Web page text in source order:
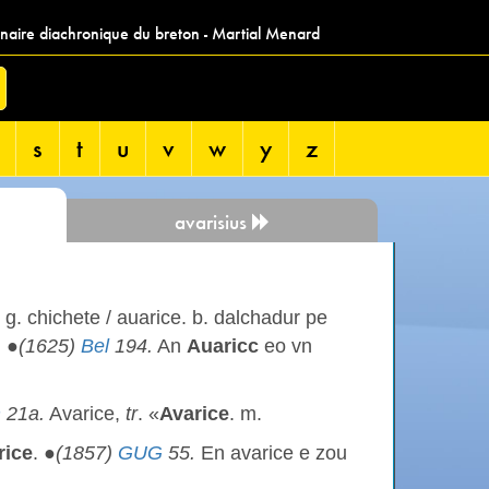
diachronique du breton - Martial Menard
s t u v w y z
avarisius
chichete / auarice. b. dalchadur pe
●(1625) Bel194. An Auaricc eo vn
21a. Avarice, tr. «Avarice. m.
. ●(1857) GUG 55. En avarice e zou